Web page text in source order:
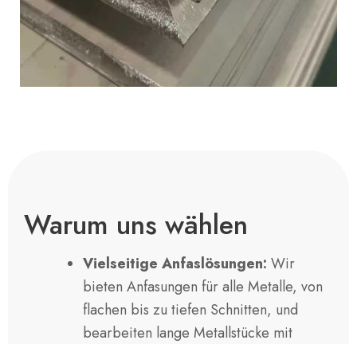
Warum uns wählen
Vielseitige Anfaslösungen: Wir
bieten Anfasungen für alle Metalle, von
flachen bis zu tiefen Schnitten, und
bearbeiten lange Metallstücke mit